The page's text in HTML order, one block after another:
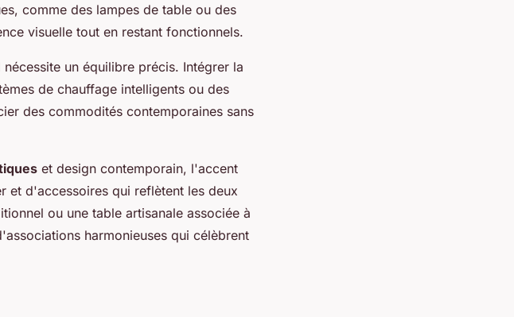
comme des lampes de table ou des
visuelle tout en restant fonctionnels.
un équilibre précis. Intégrer la
de chauffage intelligents ou des
des commodités contemporaines sans
et design contemporain, l'accent
et d'accessoires qui reflètent les deux
ou une table artisanale associée à
harmonieuses qui célèbrent